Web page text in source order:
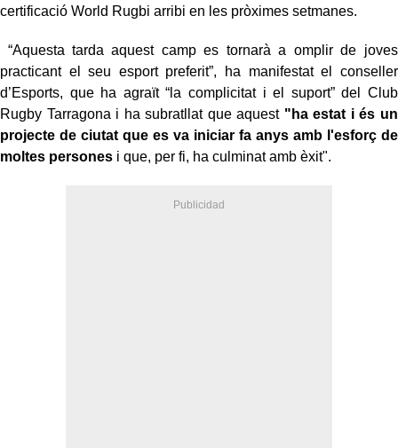
certificació World Rugbi arribi en les pròximes setmanes.
“Aquesta tarda aquest camp es tornarà a omplir de joves
practicant el seu esport preferit”, ha manifestat el conseller
d’Esports, que ha agraït “la complicitat i el suport” del Club
Rugby Tarragona i ha subratllat que aquest "ha estat i és un
projecte de ciutat que es va iniciar fa anys amb l'esforç de
moltes persones i que, per fi, ha culminat amb èxit".